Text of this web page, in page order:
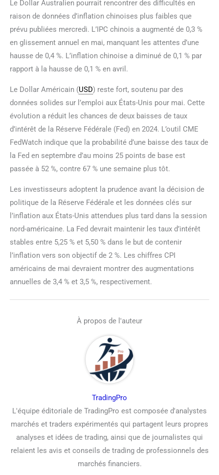
Le Dollar Australien pourrait rencontrer des difficultés en
raison de données d’inflation chinoises plus faibles que
prévu publiées mercredi. L’IPC chinois a augmenté de 0,3 %
en glissement annuel en mai, manquant les attentes d’une
hausse de 0,4 %. L’inflation chinoise a diminué de 0,1 % par
rapport à la hausse de 0,1 % en avril.
Le Dollar Américain (USD) reste fort, soutenu par des
données solides sur l’emploi aux États-Unis pour mai. Cette
évolution a réduit les chances de deux baisses de taux
d’intérêt de la Réserve Fédérale (Fed) en 2024. L’outil CME
FedWatch indique que la probabilité d’une baisse des taux de
la Fed en septembre d’au moins 25 points de base est
passée à 52 %, contre 67 % une semaine plus tôt.
Les investisseurs adoptent la prudence avant la décision de
politique de la Réserve Fédérale et les données clés sur
l’inflation aux États-Unis attendues plus tard dans la session
nord-américaine. La Fed devrait maintenir les taux d’intérêt
stables entre 5,25 % et 5,50 % dans le but de contenir
l’inflation vers son objectif de 2 %. Les chiffres CPI
américains de mai devraient montrer des augmentations
annuelles de 3,4 % et 3,5 %, respectivement.
À propos de l'auteur
TradingPro
L'équipe éditoriale de TradingPro est composée d'analystes
marchés et traders expérimentés qui partagent leurs propres
analyses et idées de trading, ainsi que de journalistes qui
relaient les avis et conseils de trading de professionnels des
marchés financiers.